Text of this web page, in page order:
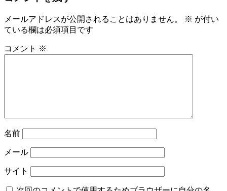
メールアドレスが公開されることはありません。 ※ が付い
ている欄は必須項目です
コメント ※
名前
メール
サイト